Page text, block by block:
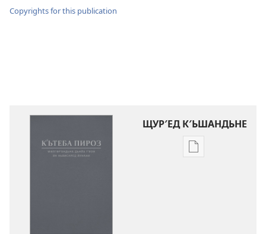
Copyrights for this publication
ЩУР′ЕД К′ЬШАНДЬНЕ
Щур′ед